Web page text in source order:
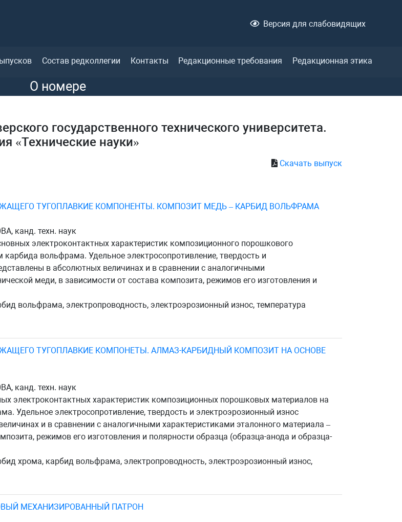
Версия для слабовидящих
Состав редколлегии Контакты Редакционные требования Редакционная этика
О номере
государственного технического университета.
«Технические науки»
Скачать выпуск
ТУГОПЛАВКИЕ КОМПОНЕНТЫ. КОМПОЗИТ МЕДЬ – КАРБИД ВОЛЬФРАМА
канд. техн. наук
электроконтактных характеристик композиционного порошкового
вольфрама. Удельное электросопротивление, твердость и
в абсолютных величинах и в сравнении с аналогичными
меди, в зависимости от состава композита, режимов его изготовления и
вольфрама, электропроводность, электроэрозионный износ, температура
ТУГОПЛАВКИЕ КОМПОНЕТЫ. АЛМАЗ-КАРБИДНЫЙ КОМПОЗИТ НА ОСНОВЕ
канд. техн. наук
электроконтактных характеристик композиционных порошковых материалов на
Удельное электросопротивление, твердость и электроэрозионный износ
и в сравнении с аналогичными характеристиками эталонного материала –
режимов его изготовления и полярности образца (образца-анода и образца-
хрома, карбид вольфрама, электропроводность, электроэрозионный износ,
МЕХАНИЗИРОВАННЫЙ ПАТРОН